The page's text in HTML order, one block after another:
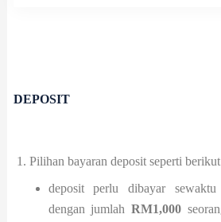
DEPOSIT
Pilihan bayaran deposit seperti
deposit perlu dibayar sewaktu
dengan jumlahRM1,000